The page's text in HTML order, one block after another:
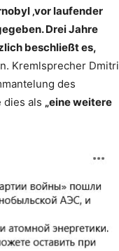
‚vor laufender
Drei Jahre
beschließt es,
Kremlsprecher Dmitri
des
als „eine weitere